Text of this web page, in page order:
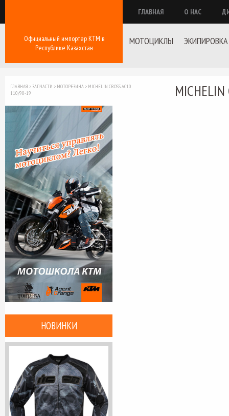
Официальный импортер КТМ в
Республике Казахстан
ГЛАВНАЯ О НАС
МОТОЦИКЛЫ ЭКИПИРОВКА
НОВИНКИ
ГЛАВНАЯ >ЗАПЧАСТИ > МОТОРЕЗИНА > MICHELIN CROSS AC10
110/90-19